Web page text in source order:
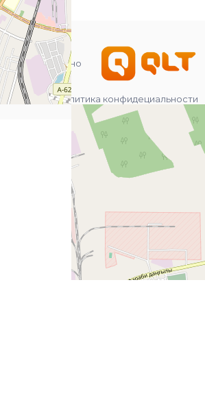
Разработано
Политика конфидециальности